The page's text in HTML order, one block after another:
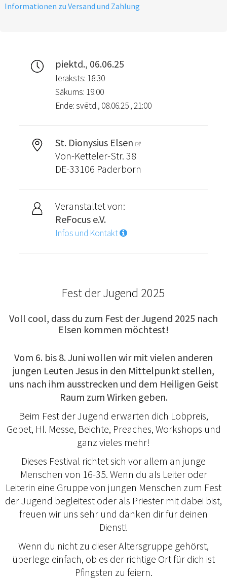
Informationen zu Versand und Zahlung
piektd., 06.06.25
Ieraksts: 18:30
Sākums: 19:00
Ende: svētd., 08.06.25 , 21:00
St. Dionysius Elsen
Von-Ketteler-Str. 38
DE-33106 Paderborn
Veranstaltet von:
ReFocus e.V.
Infos und Kontakt
Fest der Jugend 2025
Voll cool, dass du zum Fest der Jugend 2025 nach
Elsen kommen möchtest!
Vom 6. bis 8. Juni wollen wir mit vielen anderen
jungen Leuten Jesus in den Mittelpunkt stellen,
uns nach ihm ausstrecken und dem Heiligen Geist
Raum zum Wirken geben.
Beim Fest der Jugend erwarten dich Lobpreis,
Gebet, Hl. Messe, Beichte, Preaches, Workshops und
ganz vieles mehr!
Dieses Festival richtet sich vor allem an junge
Menschen von 16-35. Wenn du als Leiter oder
Leiterin eine Gruppe von jungen Menschen zum Fest
der Jugend begleitest oder als Priester mit dabei bist,
freuen wir uns sehr und danken dir für deinen
Dienst!
Wenn du nicht zu dieser Altersgruppe gehörst,
überlege einfach, ob es der richtige Ort für dich ist
Pfingsten zu feiern.